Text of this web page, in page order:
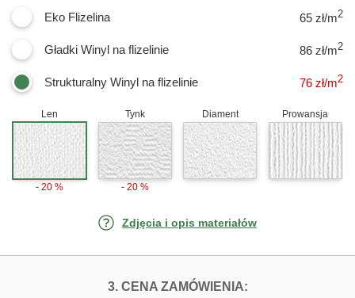
Eko Flizelina 65 zł/m2
Gładki Winyl na flizelinie 86 zł/m2
Strukturalny Winyl na flizelinie 76 zł/m2
Len
- 20 %
Tynk
- 20 %
Diament Prowansja
Zdjęcia i opis materiałów
3. CENA ZAMÓWIENIA:FOTOTAPETY